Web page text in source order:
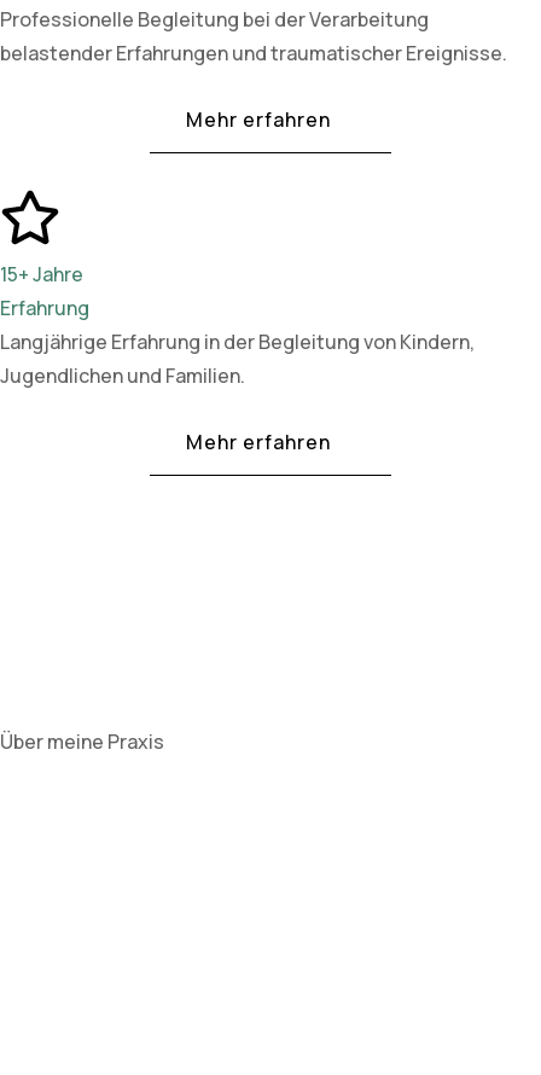
Professionelle Begleitung bei der Verarbeitung
belastender Erfahrungen und traumatischer Ereignisse.
Mehr erfahren
15+ Jahre
Erfahrung
Langjährige Erfahrung in der Begleitung von Kindern,
Jugendlichen und Familien.
Mehr erfahren
Über meine Praxis